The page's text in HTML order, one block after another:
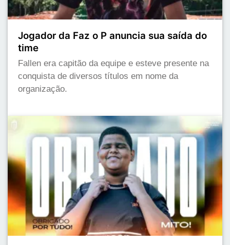
Jogador da Faz o P anuncia sua saída do
time
Fallen era capitão da equipe e esteve presente na
conquista de diversos títulos em nome da
organização.